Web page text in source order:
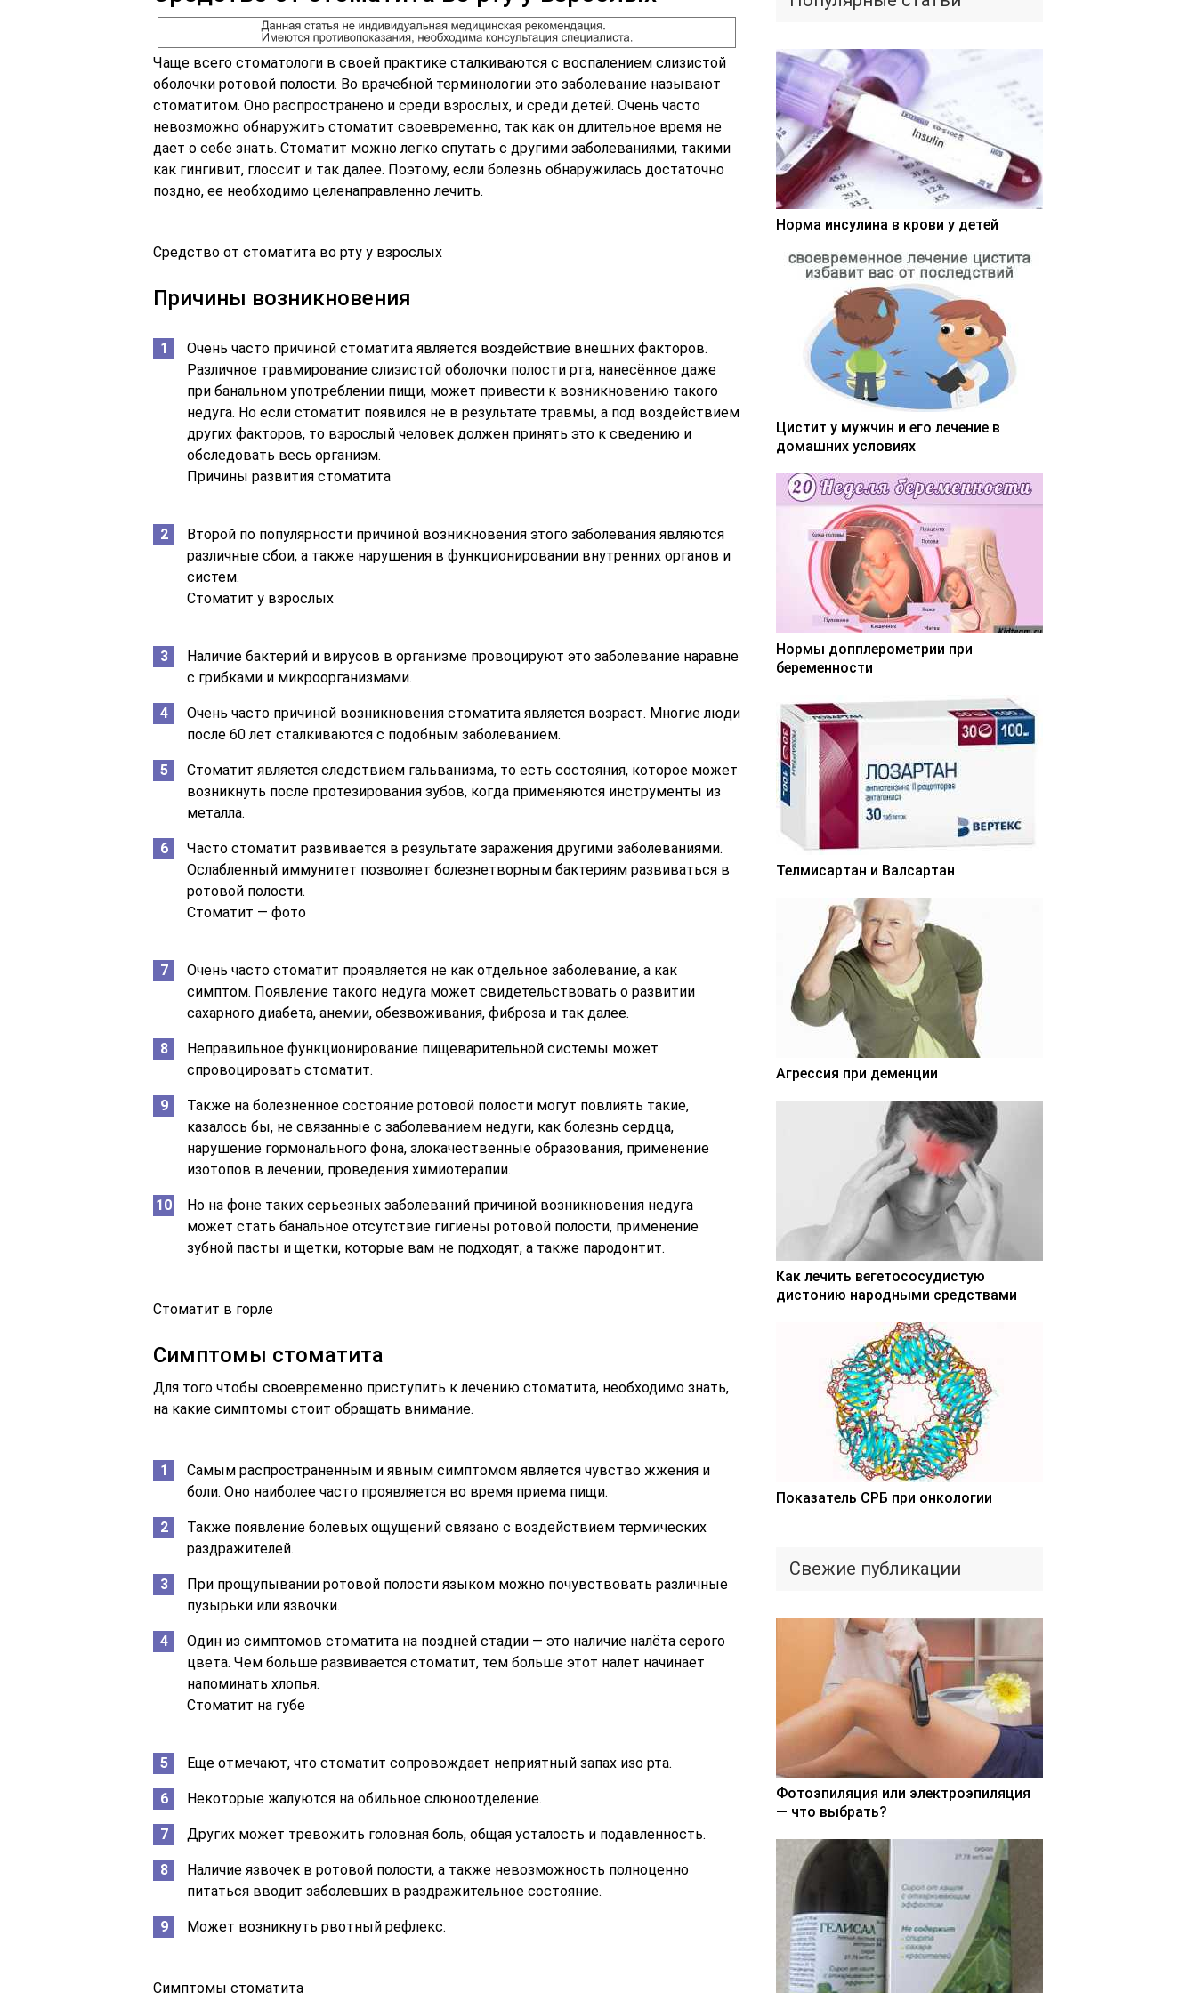
Чаще всего стоматологи в своей практике сталкиваются с воспалением слизистой
оболочки ротовой полости. Во врачебной терминологии это заболевание называют
стоматитом. Оно распространено и среди взрослых, и среди детей. Очень часто
невозможно обнаружить стоматит своевременно, так как он длительное время не
дает о себе знать. Стоматит можно легко спутать с другими заболеваниями, такими
как гингивит, глоссит и так далее. Поэтому, если болезнь обнаружилась достаточно
поздно, ее необходимо целенаправленно лечить.
Средство от стоматита во рту у взрослых
Причины возникновения
Очень часто причиной стоматита является воздействие внешних факторов.
Различное травмирование слизистой оболочки полости рта, нанесённое даже
при банальном употреблении пищи, может привести к возникновению такого
недуга. Но если стоматит появился не в результате травмы, а под воздействием
других факторов, то взрослый человек должен принять это к сведению и
обследовать весь организм.
Причины развития стоматита
Второй по популярности причиной возникновения этого заболевания являются
различные сбои, а также нарушения в функционировании внутренних органов и
систем.
Стоматит у взрослых
Наличие бактерий и вирусов в организме провоцируют это заболевание наравне
с грибками и микроорганизмами.
Очень часто причиной возникновения стоматита является возраст. Многие люди
после 60 лет сталкиваются с подобным заболеванием.
Стоматит является следствием гальванизма, то есть состояния, которое может
возникнуть после протезирования зубов, когда применяются инструменты из
металла.
Часто стоматит развивается в результате заражения другими заболеваниями.
Ослабленный иммунитет позволяет болезнетворным бактериям развиваться в
ротовой полости.
Стоматит — фото
Очень часто стоматит проявляется не как отдельное заболевание, а как
симптом. Появление такого недуга может свидетельствовать о развитии
сахарного диабета, анемии, обезвоживания, фиброза и так далее.
Неправильное функционирование пищеварительной системы может
спровоцировать стоматит.
Также на болезненное состояние ротовой полости могут повлиять такие,
казалось бы, не связанные с заболеванием недуги, как болезнь сердца,
нарушение гормонального фона, злокачественные образования, применение
изотопов в лечении, проведения химиотерапии.
Но на фоне таких серьезных заболеваний причиной возникновения недуга
может стать банальное отсутствие гигиены ротовой полости, применение
зубной пасты и щетки, которые вам не подходят, а также пародонтит.
Стоматит в горле
Симптомы стоматита
Для того чтобы своевременно приступить к лечению стоматита, необходимо знать,
на какие симптомы стоит обращать внимание.
Самым распространенным и явным симптомом является чувство жжения и
боли. Оно наиболее часто проявляется во время приема пищи.
Также появление болевых ощущений связано с воздействием термических
раздражителей.
При прощупывании ротовой полости языком можно почувствовать различные
пузырьки или язвочки.
Один из симптомов стоматита на поздней стадии — это наличие налёта серого
цвета. Чем больше развивается стоматит, тем больше этот налет начинает
напоминать хлопья.
Стоматит на губе
Еще отмечают, что стоматит сопровождает неприятный запах изо рта.
Некоторые жалуются на обильное слюноотделение.
Других может тревожить головная боль, общая усталость и подавленность.
Наличие язвочек в ротовой полости, а также невозможность полноценно
питаться вводит заболевших в раздражительное состояние.
Может возникнуть рвотный рефлекс.
Симптомы стоматита
Норма инсулина в крови у детей
Цистит у мужчин и его лечение в
домашних условиях
Нормы допплерометрии при
беременности
Телмисартан и Валсартан
Агрессия при деменции
Как лечить вегетососудистую
дистонию народными средствами
Показатель СРБ при онкологии
Свежие публикации
Фотоэпиляция или электроэпиляция
— что выбрать?